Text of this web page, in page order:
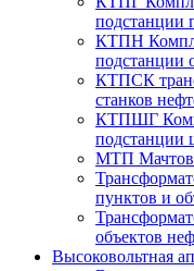
подстанции
КТПН
подстанции
КТПСК
станков
КТПШГ
подстанции
МТП
пунктов и
объектов
Высоковольтная